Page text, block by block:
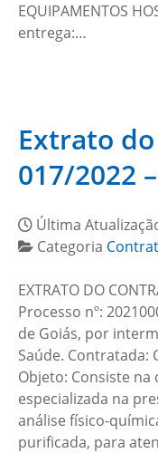
EQUIPAMENTOS
entrega:…
Extrato
017/2022
Última
Categoria
EXTRATO DO
Processo nº:
de Goiás, por
Saúde. Contratada:
Objeto: Consiste
especializada na
análise físico-
purificada, para